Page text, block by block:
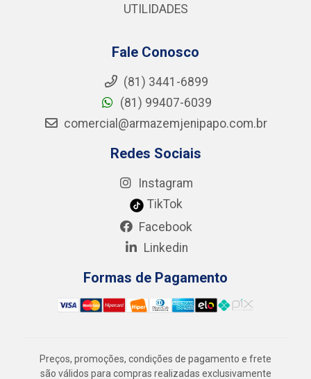
UTILIDADES
Fale Conosco
(81) 3441-6899
(81) 99407-6039
comercial@armazemjenipapo.com.br
Redes Sociais
Instagram
TikTok
Facebook
Linkedin
Formas de Pagamento
Preços, promoções, condições de pagamento e frete
são válidos para compras realizadas exclusivamente